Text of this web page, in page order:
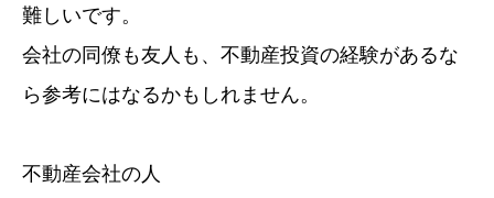
難しいです。
会社の同僚も友人も、不動産投資の経験があるな
ら参考にはなるかもしれません。
不動産会社の人